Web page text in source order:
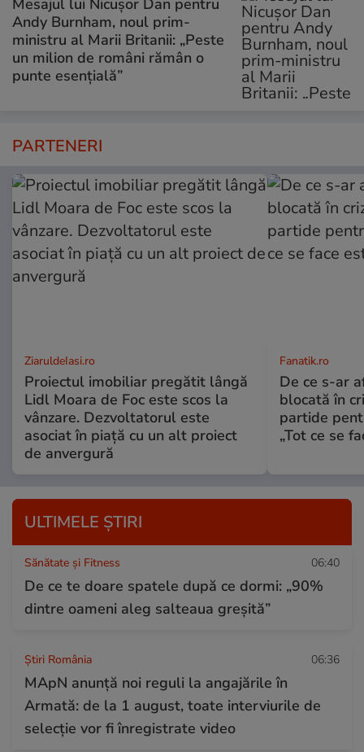
Mesajul lui Nicușor Dan pentru
Andy Burnham, noul prim-
ministru al Marii Britanii: „Peste
un milion de români rămân o
punte esențială”
PARTENERI
ZiaruldeIasi.ro
Proiectul imobiliar pregătit lângă
Lidl Moara de Foc este scos la
vânzare. Dezvoltatorul este
asociat în piață cu un alt proiect
de anvergură
Fanatik.ro
De ce s-ar
blocată în
partide
„Tot ce se
ULTIMELE ȘTIRI
Sănătate și Fitness 06:40
De ce te doare spatele după ce dormi: „90%
dintre oameni aleg salteaua greșită”
Știri România 06:36
MApN anunță noi reguli la angajările în
Armată: de la 1 august, toate interviurile de
selecție vor fi înregistrate video